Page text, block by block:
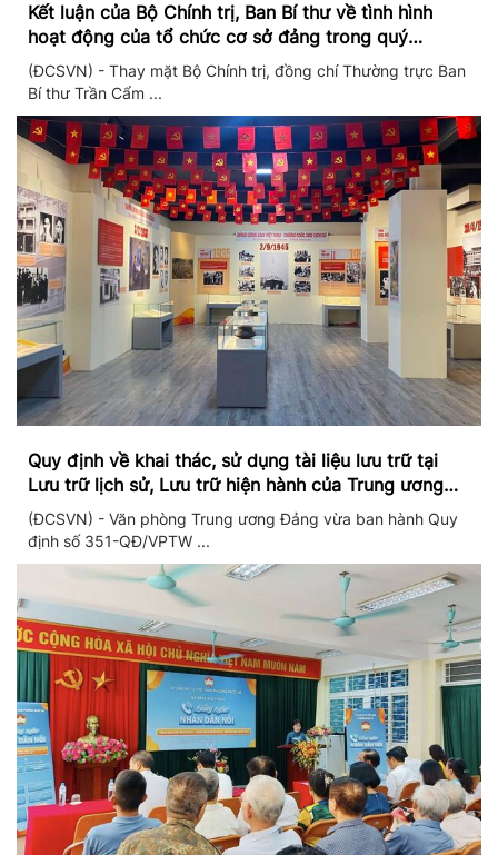
Kết luận của Bộ Chính trị, Ban Bí thư về tình hình
hoạt động của tổ chức cơ sở đảng trong quý
II/2026
(ĐCSVN) - Thay mặt Bộ Chính trị, đồng chí Thường trực Ban
Bí thư Trần Cẩm ...
Quy định về khai thác, sử dụng tài liệu lưu trữ tại
Lưu trữ lịch sử, Lưu trữ hiện hành của Trung ương
Đảng và Văn phòng Trung ương Đảng
(ĐCSVN) - Văn phòng Trung ương Đảng vừa ban hành Quy
định số 351-QĐ/VPTW ...